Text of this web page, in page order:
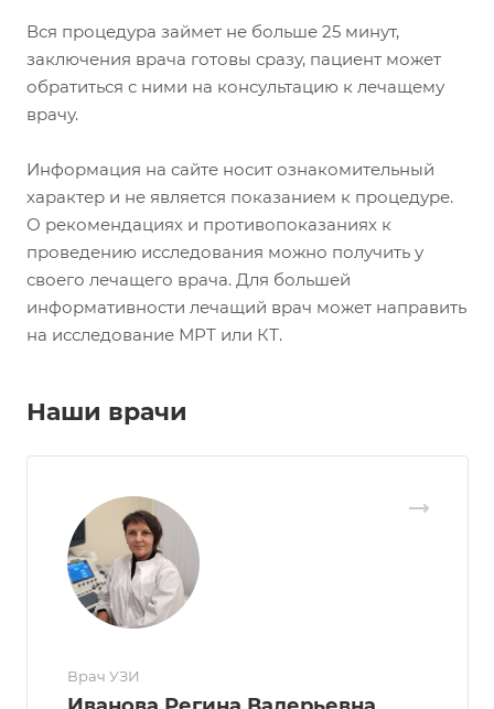
Вся процедура займет не больше 25 минут,
заключения врача готовы сразу, пациент может
обратиться с ними на консультацию к лечащему
врачу.
Информация на сайте носит ознакомительный
характер и не является показанием к процедуре.
О рекомендациях и противопоказаниях к
проведению исследования можно получить у
своего лечащего врача. Для большей
информативности лечащий врач может направить
на исследование МРТ или КТ.
Наши врачи
Врач УЗИ